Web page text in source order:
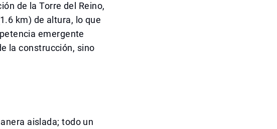
de la Torre del Reino,
km) de altura, lo que
emergente
la construcción, sino
aislada; todo un